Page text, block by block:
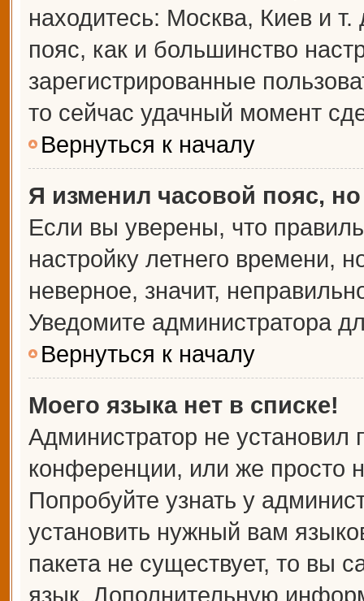
находитесь: Москва, Киев и
пояс, как и большинство
зарегистрированные
то сейчас удачный момент
Вернуться к началу
Я изменил часовой пояс,
Если вы уверены, что
настройку летнего времени,
неверное, значит,
Уведомите администратора
Вернуться к началу
Моего языка нет в списке!
Администратор не установил
конференции, или же просто
Попробуйте узнать у
установить нужный вам
пакета не существует, то вы
язык. Дополнительную